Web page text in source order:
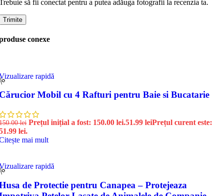
să fii conectat pentru a putea adăuga fotografii la recenzia ta.
conexe
rapidă
Mobil cu 4 Rafturi pentru Baie si Bucatarie
lei Prețul inițial a fost: 150.00 lei.51.99 leiPrețul curent este:
lei.
mai mult
rapidă
de Protectie pentru Canapea – Protejeaza